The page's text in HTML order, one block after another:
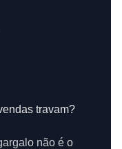
travam?
não é o